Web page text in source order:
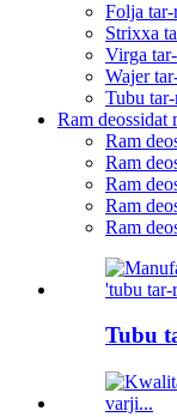
Folja tar-
Strixxa
Virga
Wajer
Tubu
Ram deossidat
Ram
Ram
Ram
Ram
Ram
Tubu